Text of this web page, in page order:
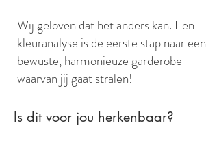
Wij geloven dat het anders kan. Een
kleuranalyse is de eerste stap naar een
bewuste, harmonieuze garderobe
waarvan jij gaat stralen!
Is dit voor jou herkenbaar?